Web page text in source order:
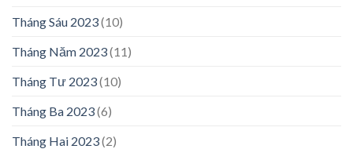
Tháng Sáu 2023(10)
Tháng Năm 2023(11)
Tháng Tư 2023(10)
Tháng Ba 2023(6)
Tháng Hai 2023(2)